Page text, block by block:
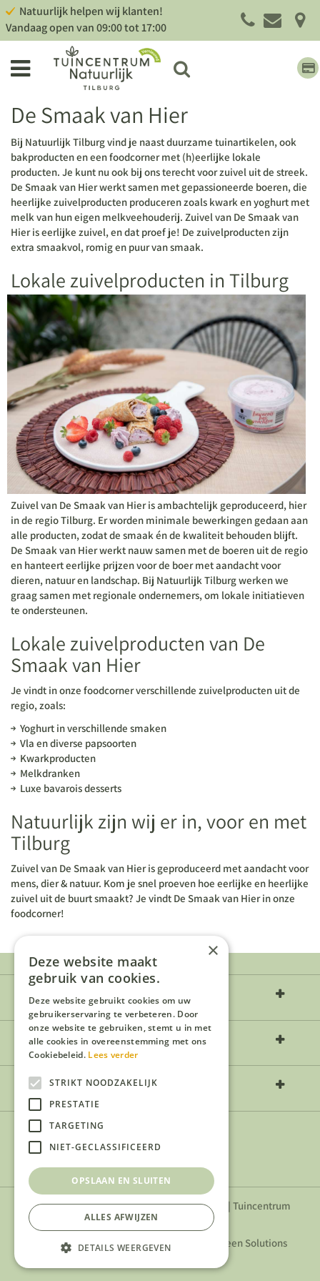
Natuurlijk helpen wij klanten!
Vandaag open van09:00tot17:00
De Smaak van Hier
Bij Natuurlijk Tilburg vind je naast duurzame tuinartikelen, ook
bakproducten en een foodcorner met (h)eerlijke lokale
producten. Je kunt nu ook bij ons terecht voor zuivel uit de streek.
De Smaak van Hier werkt samen met gepassioneerde boeren, die
heerlijke zuivelproducten produceren zoals kwark en yoghurt met
melk van hun eigen melkveehouderij. Zuivel van De Smaak van
Hier is eerlijke zuivel, en dat proef je! De zuivelproducten zijn
extra smaakvol, romig en puur van smaak.
Lokale zuivelproducten in Tilburg
Zuivel van De Smaak van Hier is ambachtelijk geproduceerd, hier
in de regio Tilburg. Er worden minimale bewerkingen gedaan aan
alle producten, zodat de smaak én de kwaliteit behouden blijft.
De Smaak van Hier werkt nauw samen met de boeren uit de regio
en hanteert eerlijke prijzen voor de boer met aandacht voor
dieren, natuur en landschap. Bij Natuurlijk Tilburg werken we
graag samen met regionale ondernemers, om lokale initiatieven
te ondersteunen.
Lokale zuivelproducten van De
Smaak van Hier
Je vindt in onze foodcorner verschillende zuivelproducten uit de
regio, zoals:
Yoghurt in verschillende smaken
Vla en diverse papsoorten
Kwarkproducten
Melkdranken
Luxe bavarois desserts
Natuurlijk zijn wij er in, voor en met
Tilburg
Zuivel van De Smaak van Hier is geproduceerd met aandacht voor
mens, dier & natuur. Kom je snel proeven hoe eerlijke en heerlijke
zuivel uit de buurt smaakt? Je vindt De Smaak van Hier in onze
foodcorner!
Over ons
Openingstijden
Contact
Privacyverklaring|Algemene voorwaarden | Tuincentrum
Overzicht
Tuincentrum Natuurlijk Tilburg
Green Solutions
×
Deze website maakt
gebruik van cookies.
Deze website gebruikt cookies om uw
gebruikerservaring te verbeteren. Door
onze website te gebruiken, stemt u in met
alle cookies in overeenstemming met ons
Cookiebeleid. Lees verder
STRIKT NOODZAKELIJK
PRESTATIE
TARGETING
NIET-GECLASSIFICEERD
OPSLAAN EN SLUITEN
ALLES AFWIJZEN
DETAILS WEERGEVEN